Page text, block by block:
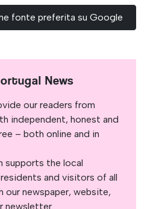
fonte preferita su Google
News
our readers from
independent, honest and
– both online and in
supports the local
and visitors of all
our newspaper, website,
newsletter.